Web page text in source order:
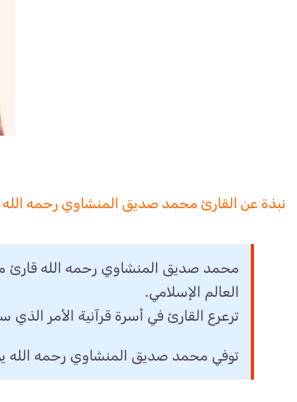
نبذة عن القارئ محمد صديق المنشاوي رحمه الله
العالم الإسلامي.
ترعرع القارئ في أسرة قرآنية الأمر
توفي محمد صديق المنشاوي رحمه الله يوم 20 يونيو